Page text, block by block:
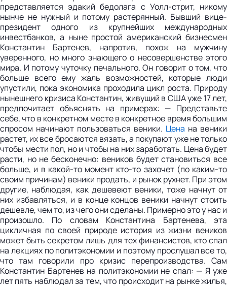
представляется эдакий бедолага с Уолл-стрит, никому
нынче не нужный и потому растерянный. Бывший вице-
президент одного из крупнейших международных
инвестбанков, а ныне простой американский бизнесмен
Константин Бартенев, напротив, похож на мужчину
уверенного, но много знающего о несовершенстве этого
мира. И потому чуточку печального. Он говорит о том, что
больше всего ему жаль возможностей, которые люди
упустили, пока экономика проходила цикл роста. Природу
нынешнего кризиса Константин, живущий в США уже 17 лет,
предпочитает объяснять на примерах: — Представьте
себе, что в конкретном месте в конкретное время большим
спросом начинают пользоваться веники. Цена на веники растет, их все бросаются вязать, а покупают уже не только чтобы мести пол, но и чтобы на них заработать. Цена будет расти, но не бесконечно: веников будет становиться все больше, и в какой-то момент кто-то захочет (по каким-то своим причинам) веники продать, и рынок рухнет. При этом другие, наблюдая, как дешевеют веники, тоже начнут от них избавляться, и в конце концов веники начнут стоить дешевле, чем то, из чего они сделаны. Примерно это у нас и произошло. По словам Константина Бартенева, эта цикличная по своей природе история из жизни веников может быть секретом лишь для тех финансистов, кто спал на лекциях по политэкономии и поэтому прослушал все то, что там говорили про кризис перепроизводства. Сам Константин Бартенев на политэкономии не спал: — Я уже лет пять наблюдал за тем, что происходит на рынке жилья, но сам ничего не покупал, мне это казалось неоправданно дорого. Хотя многие мои бывшие подчиненные в это время обзавелись домами стоимостью по полмиллиона долларов, получая при этом $70 тыс. в год. Зато теперь, как говорит Бартенев, у этих людей есть дома, которые сложно продать, и долги, которые сложно отдавать. У него же есть уверенность по крайней мере в ближайшем будущем: нужда не гонит из арендованной квартиры в Бруклине, и в наступившем году он собирается продолжать жить в Нью-Йорке, отдыхать и заниматься делами собственной компании, работающей в ныне актуальной области EMR (Electronic Medical Records) — индустрии, призванной, по мнению новоизбранного президента Обамы, снизить колоссальные медицинские расходы американцев. Бизнес Константин открыл заблаговременно, еще работая в банке. Судьбой нажитых потом и кровью денег, которые он в сладкие времена не потратил на недвижимость и дорогие игрушки, бывший вице-президент не сильно озабочен. По крайней мере, в отличие от многих россиян в подобной ситуации он не мечется, выбирая, в какой валюте и в каком банке держать остатки накоплений: — По поводу денег ситуация неясная, но и не особо волнующая. По идее единственная угроза сбережениям населения (той его части, у которой они есть) — это инфляция. Государство давно гарантирует индивидуальные вклады, и даже когда ко дну пошел наш крупнейший сбербанк — Washington Mutual, то паники и неудобств для вкладчиков не возникло. В этих условиях единственный повод для беспокойства — это то, что сбережения могут быстро обесцениться. Однако в условиях отсутствия ликвидности денег скорее не хватает. Одна из причин такого хладнокровия господина Бартенева — существующая и пока что реально работающая в США система государственного страхования вкладов (FDIC — Federal Deposit Insurance Corporation). Сейчас любой вклад в банке—члене FDIC покрывается этой организацией на сумму до $250 тыс. То есть теоретически можно покрыть и большую сумму, размазав ее по достаточному количеству банков. Что интересно, страхуются не только депозиты, но и сберегательные и расчетные счета граждан, а также различные пенсионные вклады. С точки зрения вкладчиков, чьи средства подпадают под страхование, банковских банкротств как таковых не происходит — FDIC либо берет проблемный банк под свой контроль и выплачивает деньги самостоятельно, либо, что случается чаще, устанавливает контроль и передает банк вместе со все еще застрахованными активами другому банку. И та и другая процедура не особо заметны вкладчикам, хотя и бывает, что банк закрывают на время для ревизии. Что же касается валюты как давно знакомого, наверно, всем россиянам способа борьбы с обесцениванием сбережений, то американцам она вроде как без надобности. На те редкие обменники, что можно встретить в традиционно богатых иностранными туристами местах, местные жители не обращают вообще никакого внимания. В финансовых учреждениях схожая ситуация: при желании можно поиграть на форексном рынке или совершить конверсионную операцию, но, по мнению Константина Бартенева, подавляющее большинство населения этими услугами не пользуется никогда. Их страхи Видимо, прослушанный в юности курс политэкономии действительно дает серьезную опору в тяжелые для капитализма времена. Выпускник 1-го Московского медицинского института Владимир Коленко, ныне руководящий научной лабораторией онкологического центра Fox Chase (Fox Chase Cancer Center) в Филадельфии, штат Пенсильвания, тоже не выглядит удрученным макроэкономическими проблемами. Мой визит застал его за увлекательным занятием — поиском нового жилья по газетным объявлениям. Нет, он не переезжает в квартирку подешевле. Напротив, в разгар финансовой бури господин Коленко решил улучшить свои жилищные условия. Когда разговор касается последствий кризиса, затронувших его лично, Владимир хмурится, как будто вспоминает что-то неприятное, но давно забытое: — Деньги пенсионные пропали. Не все, конечно, но значительная часть, вложенная в ценные бумаги. Сколько точно, я не знаю — не хочу даже конверты с отчетами вскрывать. Но много. Наш центр перестал финансировать одну из дополнительных пенсионных программ, а на научных конференциях теперь не подают еду — на всем экономия. Две кредитные карточки, которыми я никогда не пользовался, закрыли, я так понимаю, тоже из-за кризиса. Возможно, у лаборатории возникнут трудности с финансированием. Но гранты на научные работы последние годы и так выделяются плохо — удовлетворяется 20% заявок, в то время как десять лет назад удовлетворяли каждую третью. Получается, что настоящих ужасов кризиса в Америке многие просто еще не почувствовали и пока лишь неуверенно предполагают, как он может им аукнуться. Кроме того, даже бывшие соотечественники за годы жизни в относительно спокойной в экономическом плане стране отучаются тревожно воспринимать телевизионные новости и гадать на макроэкономической гуще. Инженер из Бостона Евгений Дегтяренко, например, говорит о том, что главное негативное последствие кризиса для него — это нервное состояние, тревога в связи с возможной потерей работы. В прошлом выпускник МАИ и кооператор, он называет подтаявшие пенсионные накопления не более чем "виртуальными деньгами": — Это те деньги, которых я никогда не видел, и никому доподлинно не известно, увижу ли вообще. Какой же смысл из-за них горевать? Я могу предполагать, что из-за кризиса накроется компания, где я работаю. Но как-то специально переживать об этом или уже сейчас начинать искать новую работу тоже, по меньшей мере, глупо. Как и масса других американцев, я рад, что с кризисом подешевел бензин, но при этом огорчен, что не подешевела говядина. Это в России, где каждая собака на своей шкуре пережила демократическую революцию, кризис ликвидности и пару девальваций, со знанием дела рассуждают о денежно-кредитной политике ЦБ, боятся мировых кризисов и, исходя из этого, строят планы на жизнь. В Америке подобный бардак мало кто может представить, поэтому цена бензина на соседней заправке и стоимость паунда свиных ребрышек здесь важнее в сто раз, чем ставка рефинансирования резервной системы и все биржевые индексы вместе взятые. Как выяснилось, далеко не всех людей мировой экономический спад заставляет затаиться и ждать. Бывший телеведущий из Читы, а ныне автомеханик из Массачусетса Олег Рогинский в самый разгар кризиса уволился с работы и начал собственный бизнес — открыл автомастерскую. — Сейчас, конечно, народ больше стал экономить, поэтому заказов на замену каких-либо узлов автомобилей мало,— сетует Рогинский,— зато много заказов на ремонт и обслуживание. На вопрос о том, как он себя сейчас ощущает, Олег уверенно отвечает: "Спокойнее". По его словам, заработок частного механика (Олег работает один) не меньше, чем те деньги, что он получал у дилера. А в нынешнее время, возможно, и больше: оплата механиков повременная, а более дорогие по определению дилерские сервисы сейчас испытывают нехватку клиентов, и мастера там все больше сидят без работы. — В США в отличие от России действуют либеральные гарантийные правила — автовладелец не обязан по любому пустяку ездить исключительно к официальным дилерам, чтоб не лишиться гарантии,— объясняет Рогинский.— Частный механик точно так же может заменить на гарантийной машине масло, фильтры и тормозные колодки, а значит, почти всегда имеет шанс заработать. Что бы ни происходило в экономике, американцы на машинах ездить не перестанут — это просто невозможно представить, что бы там ни говорили по русскому телевидению. Представить Нью-Йорк без такси и лимузинов тоже можно, лишь насмотревшись фильмов про страшный конец Манхэттена. Их количество на некоторых центральных улицах по-прежнему превосходит число иных автомобилей в десятки раз. Большинство водителей таких машин сейчас — выходцы из Индии и арабских стран, так что шанс встретить за рулем человека с внешностью европейского интеллигента и именем Иван Иванов был невелик. Оказалось, что Иван — нью-йоркский таксист с десятилетним стажем и водитель собственного лимузина — не только не боится кризиса, но имеет свой собственный, глубоко русский рецепт его преодоления: — В моей жизни ничего особо не изменилось. Но работы меньше стало, это да. Большинство компаний-клиентов — финансисты. Везде сокращения, усушки бюджетов и, как следствие, экономия на транспортных расходах. Спасают "личные" клиенты — несколько человек, которые ездят далеко и регулярно. Маленький бонус — подешевевший бензин. Заправляюсь каждый рабочий день, причем стараюсь попасть в Нью-Джерси — разница в цене с Бру